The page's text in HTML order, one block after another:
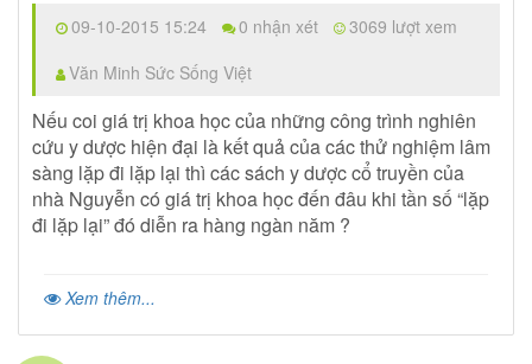
09-10-2015 15:24 0 nhận xét
3069 lượt xem
Văn Minh Sức Sống Việt
Nếu coi giá trị khoa học của những công trình nghiên
cứu y dược hiện đại là kết quả của các thử nghiệm lâm
sàng lặp đi lặp lại thì các sách y dược cổ truyền của
nhà Nguyễn có giá trị khoa học đến đâu khi tần số “lặp
đi lặp lại” đó diễn ra hàng ngàn năm ?
Xem thêm...